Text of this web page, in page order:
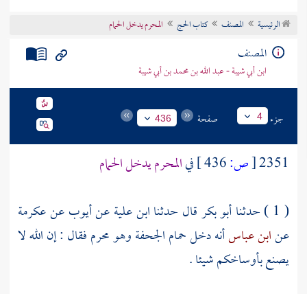
تراجم الأعلام
الرئيسية المصنف كتاب الحج المحرم يدخل الحمام
المصنف
ابن أبي شيبة - عبد الله بن محمد بن أبي شيبة
جزء 4 صفحة 436
2351
[ص: فيالمحرم يدخل الحمام
( 1 ) حدثنا
أبو بكرقال حدثناابن عليةعنأيوبعنعكرمة
عنابن عباسأنه دخل حمامالجحفةوهو محرم فقال : إن الله لا
يصنع بأوساخكم شيئا .